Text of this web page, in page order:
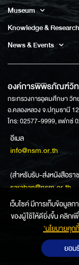
Museum
Knowledge & Research
News & Events
องค์การพิพิธภัณฑ์วิท
กระทรวงการอุดมศึกษา วิ
อ.คลองหลวง จ.ปทุมธานี
โทร: 02577-9999, แฟกซ์
อีเมล
info@nsm.or.th
(สำหรับรับ-ส่งหนังสือรา
saraban@nsm.or.th
เว็บไซค์ มีการเก็บข้อมูล
ของผู้ใช้ให้ดียิ่งขึ้น คลิกเ
‘นโยบายคุก
ยอม